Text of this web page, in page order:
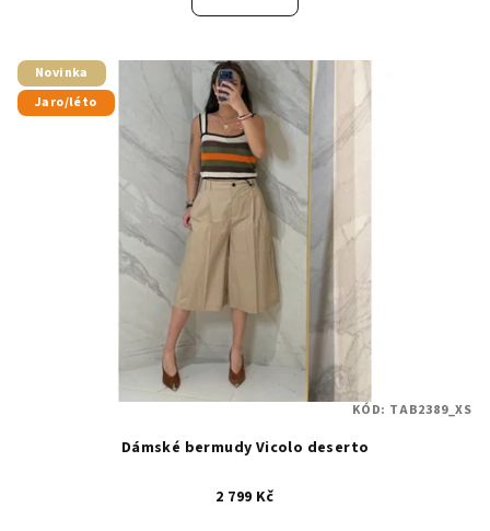
Novinka
Jaro/léto
Dámské bermudy Vicolo deserto
2 799 Kč
KÓD: TAB2389_XS